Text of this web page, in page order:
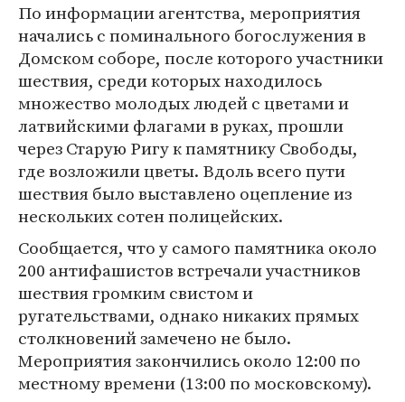
По информации агентства, мероприятия
начались с поминального богослужения в
Домском соборе, после которого участники
шествия, среди которых находилось
множество молодых людей с цветами и
латвийскими флагами в руках, прошли
через Старую Ригу к памятнику Свободы,
где возложили цветы. Вдоль всего пути
шествия было выставлено оцепление из
нескольких сотен полицейских.
Сообщается, что у самого памятника около
200 антифашистов встречали участников
шествия громким свистом и
ругательствами, однако никаких прямых
столкновений замечено не было.
Мероприятия закончились около 12:00 по
местному времени (13:00 по московскому).